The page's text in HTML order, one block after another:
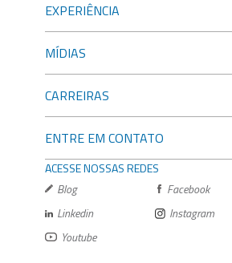
EXPERIÊNCIA
MÍDIAS
CARREIRAS
ENTRE EM CONTATO
ACESSE NOSSAS REDES
Blog
Facebook
Linkedin
Instagram
Youtube